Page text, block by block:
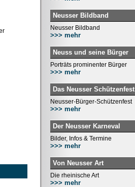
Neusser Bildband
Neusser Bildband
>>> mehr
Neuss und seine Bürger
Porträts prominenter Bürger
>>> mehr
Das Neusser Schützenfest
Neusser-Bürger-Schützenfest
>>> mehr
Der Neusser Karneval
Bilder, Infos & Termine
>>> mehr
Von Neusser Art
Die rheinische Art
>>> mehr